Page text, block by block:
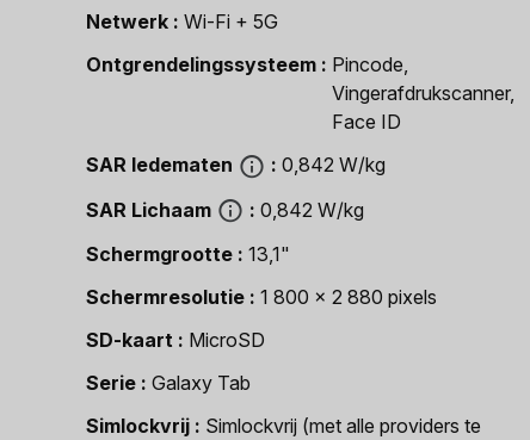
Netwerk
Wi-Fi + 5G
Ontgrendelingssysteem
Pincode,
Vingerafdrukscanner,
Face ID
SAR ledematen
0,842 W/kg
SAR Lichaam
0,842 W/kg
Schermgrootte
13,1"
Schermresolutie
1 800 x 2 880 pixels
SD-kaart
MicroSD
Serie
Galaxy Tab
Simlockvrij
Simlockvrij (met alle providers te